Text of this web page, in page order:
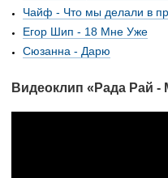
Чайф - Что мы делали в
Егор Шип - 18 Мне Уже
Сюзанна - Дарю
Видеоклип «Рада Рай -